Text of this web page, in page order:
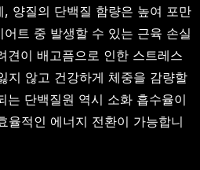
양질의 단백질 함량은 높여 포만
트 중 발생할 수 있는 근육 손실
견이 배고픔으로 인한 스트레스
지 않고 건강하게 체중을 감량할
는 단백질원 역시 소화 흡수율이
율적인 에너지 전환이 가능합니